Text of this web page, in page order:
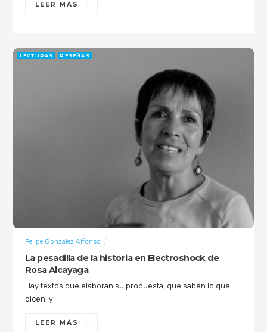
LEER MÁS
La pesadilla de la historia en Electroshock de
Rosa Alcayaga
Felipe González Alfonso
LECTURAS RESEÑAS
Hay textos que elaboran su propuesta, que saben lo que
dicen, y
LEER MÁS